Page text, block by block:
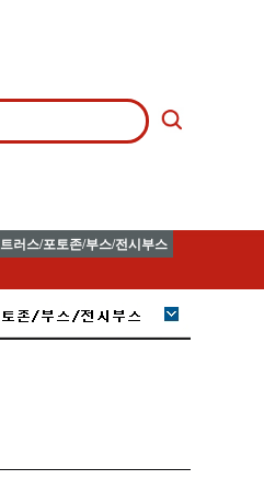
트러스/포토존/부스/전시부스